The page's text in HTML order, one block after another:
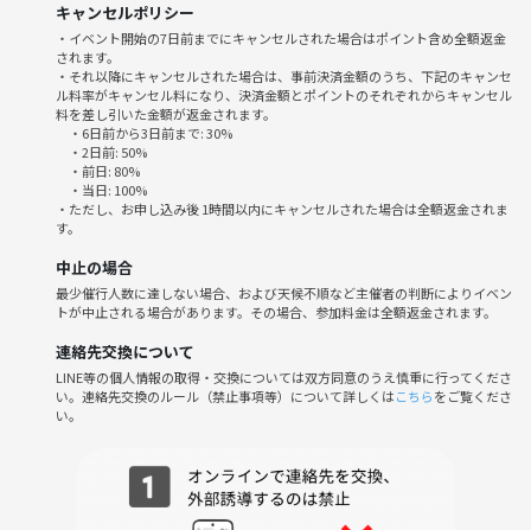
ボードゲーム初めての方
→わかりやすく教えます！
ボードゲームやってみたい方
→めっちゃ面白いんで楽しみましょう
ボードゲーム好きな方
→私も大好きです
人を騙すのが得意な方
→隠匿ゲーム用意してます
協力するのが得意な好きな方
→協力ゲーム用意してます
気の合う友達が欲しい方
空いた時間の暇つぶしを探してる方
→暇つぶしに来てください
趣味が同じ友達を増やしたい方
楽しいことが好きな方
→とにかく楽しいイベントです！
キャンセルポリシー
・イベント開始の7日前までにキャンセルされた場合はポイント含め全額返金
されます。
・それ以降にキャンセルされた場合は、事前決済金額のうち、下記のキャンセ
ル料率がキャンセル料になり、決済金額とポイントのそれぞれからキャンセル
料を差し引いた金額が返金されます。
・6日前から3日前まで: 30%
・2日前: 50%
・前日: 80%
・当日: 100%
・ただし、お申し込み後 1時間以内にキャンセルされた場合は全額返金されま
す。
中止の場合
最少催行人数に達しない場合、および天候不順など主催者の判断によりイベン
トが中止される場合があります。その場合、参加料金は全額返金されます。
連絡先交換について
LINE等の個人情報の取得・交換については双方同意のうえ慎重に行ってくださ
い。連絡先交換のルール（禁止事項等）について詳しくはこちらをご覧くださ
い。